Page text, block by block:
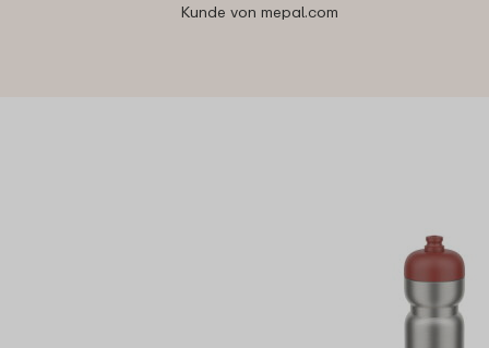
Kunde von mepal.com